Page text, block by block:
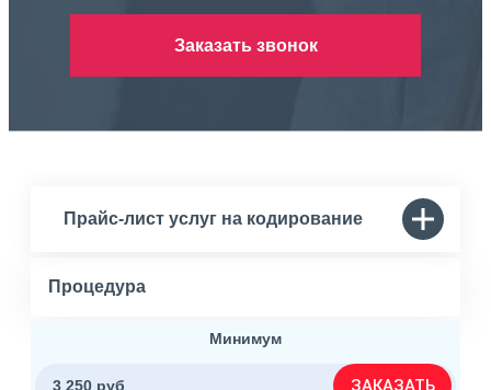
Заказать звонок
Прайс-лист услуг на кодирование
Процедура
Минимум
3 250 руб ЗАКАЗАТЬ